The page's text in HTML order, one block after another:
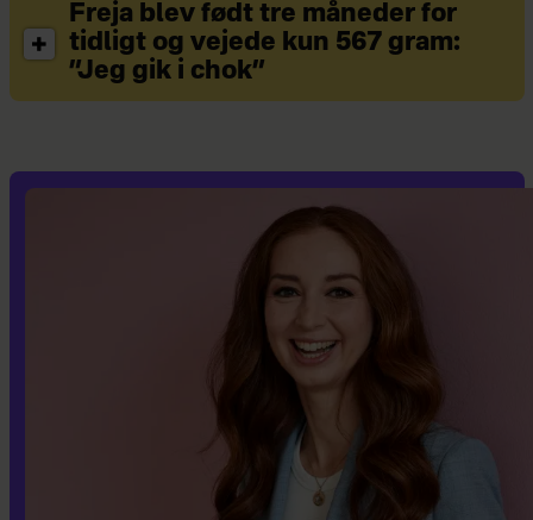
Freja blev født tre måneder for
tidligt og vejede kun 567 gram:
”Jeg gik i chok”